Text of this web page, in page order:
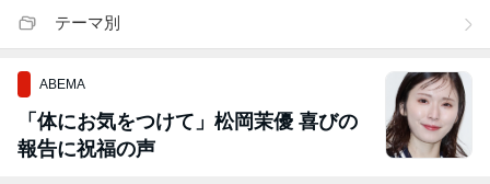
テーマ別
ABEMA
「体にお気をつけて」松岡茉優 喜びの
報告に祝福の声